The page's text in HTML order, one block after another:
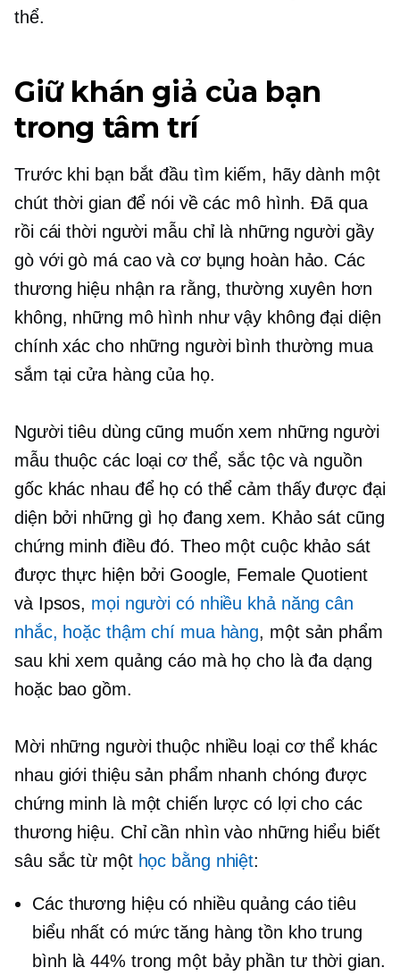
thể.
Giữ khán giả của bạn
trong tâm trí
Trước khi bạn bắt đầu tìm kiếm, hãy dành một
chút thời gian để nói về các mô hình. Đã qua
rồi cái thời người mẫu chỉ là những người gầy
gò với gò má cao và cơ bụng hoàn hảo. Các
thương hiệu nhận ra rằng, thường xuyên hơn
không, những mô hình như vậy không đại diện
chính xác cho những người bình thường mua
sắm tại cửa hàng của họ.
Người tiêu dùng cũng muốn xem những người
mẫu thuộc các loại cơ thể, sắc tộc và nguồn
gốc khác nhau để họ có thể cảm thấy được đại
diện bởi những gì họ đang xem. Khảo sát cũng
chứng minh điều đó. Theo một cuộc khảo sát
được thực hiện bởi Google, Female Quotient
và Ipsos, mọi người có nhiều khả năng cân
nhắc, hoặc thậm chí mua hàng, một sản phẩm
sau khi xem quảng cáo mà họ cho là đa dạng
hoặc bao gồm.
Mời những người thuộc nhiều loại cơ thể khác
nhau giới thiệu sản phẩm nhanh chóng được
chứng minh là một chiến lược có lợi cho các
thương hiệu. Chỉ cần nhìn vào những hiểu biết
sâu sắc từ một học bằng nhiệt:
Các thương hiệu có nhiều quảng cáo tiêu
biểu nhất có mức tăng hàng tồn kho trung
bình là 44% trong một bảy phần tưthời gian.